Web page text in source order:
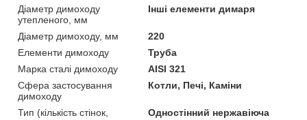
Діаметр димоходу
утепленого, мм
Інші елементи димаря
Діаметр димоходу, мм
220
Елементи димоходу
Труба
Марка сталі димоходу
AISI 321
Сфера застосування
димоходу
Котли, Печі, Каміни
Тип (кількість стінок,
Одностінний нержавіюча